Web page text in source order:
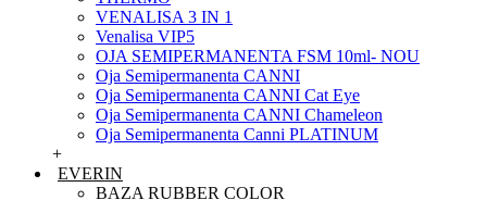
VENALISA 3 IN 1
Venalisa VIP5
OJA SEMIPERMANENTA FSM 10ml- NOU
Oja Semipermanenta CANNI
Oja Semipermanenta CANNI Cat Eye
Oja Semipermanenta CANNI Chameleon
Oja Semipermanenta Canni PLATINUM
+
EVERIN
BAZA RUBBER COLOR